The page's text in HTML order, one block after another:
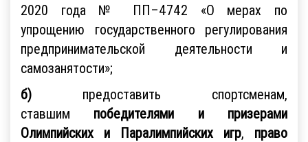
2020 года № ПП–4742 «О мерах по
упрощению государственного регулирования
предпринимательской деятельности и
самозанятости»;
б) предоставить спортсменам,
ставшим победителями и призерами
Олимпийских и Паралимпийских игр, право